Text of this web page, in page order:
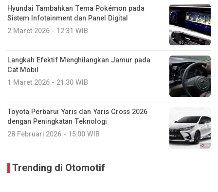
Hyundai Tambahkan Tema Pokémon pada
Sistem Infotainment dan Panel Digital
2 Maret 2026 - 12:31 WIB
Langkah Efektif Menghilangkan Jamur pada
Cat Mobil
1 Maret 2026 - 21:30 WIB
Toyota Perbarui Yaris dan Yaris Cross 2026
dengan Peningkatan Teknologi
28 Februari 2026 - 15:00 WIB
Trending di Otomotif